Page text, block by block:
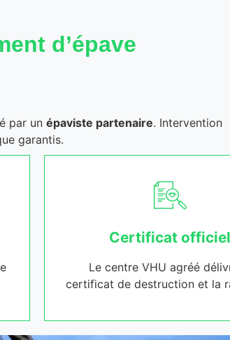
d’épave
par un épaviste partenaire. Intervention
garantis.
Certificat officiel
Le centre VHU agréé
certificat de destruction et la